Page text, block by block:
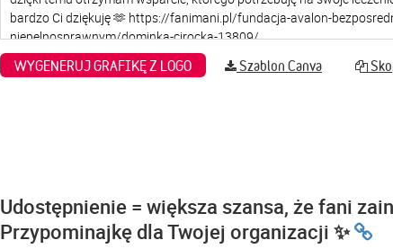
WYGENERUJ GRAFIKĘ Z LOGO Szablon Canva
Udostępnienie = większa szansa, że fani
Przypominajkę dla Twojej organizacji ✨